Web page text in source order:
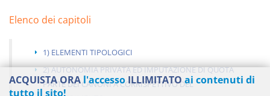
Elenco dei capitoli
1) ELEMENTI TIPOLOGICI
2) AUTONOMIA PRIVATA ED IMPUTAZIONE DI QUOTA
PARTE DEI CANONI A CORRISPETTIVO DEL
ACQUISTA ORAl'accessoILLIMITATOai contenuti di
tutto il sito!